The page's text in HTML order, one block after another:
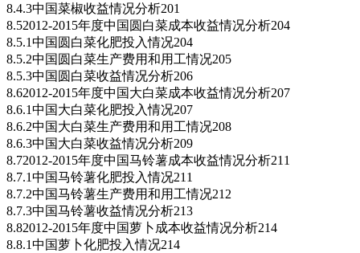
8.4.3中国菜椒收益情况分析201
8.52012-2015年度中国圆白菜成本收益情况分析204
8.5.1中国圆白菜化肥投入情况204
8.5.2中国圆白菜生产费用和用工情况205
8.5.3中国圆白菜收益情况分析206
8.62012-2015年度中国大白菜成本收益情况分析207
8.6.1中国大白菜化肥投入情况207
8.6.2中国大白菜生产费用和用工情况208
8.6.3中国大白菜收益情况分析209
8.72012-2015年度中国马铃薯成本收益情况分析211
8.7.1中国马铃薯化肥投入情况211
8.7.2中国马铃薯生产费用和用工情况212
8.7.3中国马铃薯收益情况分析213
8.82012-2015年度中国萝卜成本收益情况分析214
8.8.1中国萝卜化肥投入情况214